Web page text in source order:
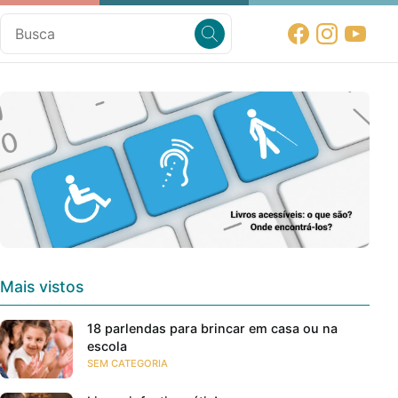
Mais vistos
18 parlendas para brincar em casa ou na
escola
SEM CATEGORIA